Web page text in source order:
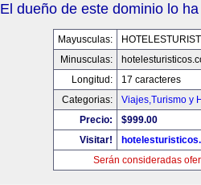
El dueño de este dominio lo
Mayusculas:
Minusculas:
Longitud:
17 caracteres
Categorias:
Viajes,Turismo y
Precio:
$999.00
Visitar!
Serán consideradas